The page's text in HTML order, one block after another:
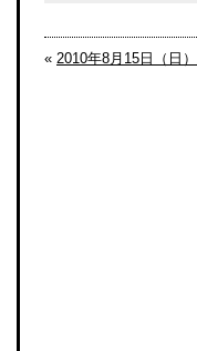
« 2010年8月15日（日